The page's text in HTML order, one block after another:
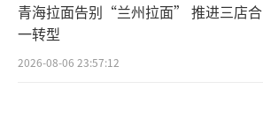
青海拉面告别“兰州拉面” 推进三店合
一转型
2026-08-06 23:57:12